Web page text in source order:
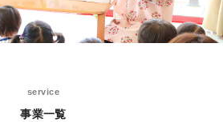
service
事業一覧